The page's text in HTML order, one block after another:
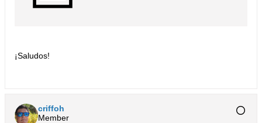
¡Saludos!
criffoh
Member